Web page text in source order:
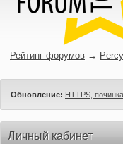
Рейтинг форумов →
Обновление: HTTPS,
Личный кабинет